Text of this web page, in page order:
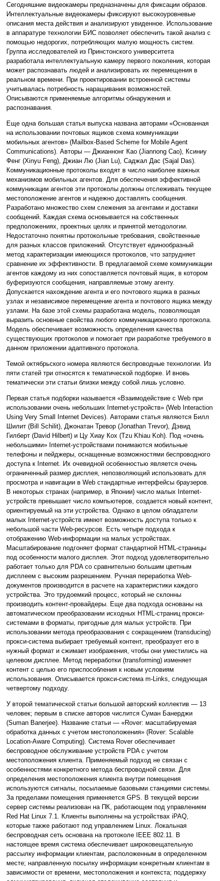
Сегодняшние видеокамеры предназначены для фиксации образов.
Интеллектуальные видеокамеры фиксируют высокоуровневые
описания места действия и анализируют увиденное. Использование
в аппаратуре технологии БИС позволяет обеспечить такой анализ с
помощью недорогих, потребляющих малую мощность систем.
Группа исследователей из Принстонского университета
разработала интеллектуальную камеру первого поколения, которая
может распознавать людей и анализировать их перемещения в
реальном времени. При проектировании встроенной системы
учитывалась потребность наращивания возможностей.
Описываются применяемые алгоритмы обнаружения и
распознавания.
Еще одна большая статья выпуска названа авторами «Основанная
на использовании почтовых ящиков схема коммуникации
мобильных агентов» (Mailbox-Based Scheme for Mobile Agent
Communications). Авторы — Джианнонг Као (Jiannong Cao), Ксиниу
Фенг (Xinyu Feng), Джиан Лю (Jian Lu), Саджал Дас (Sajal Das).
Коммуникационные протоколы входят в число наиболее важных
механизмов мобильных агентов. Для обеспечения эффективной
коммуникации агентов эти протоколы должны отслеживать текущее
местоположение агентов и надежно доставлять сообщения.
Разработано множество схем слежения за агентами и доставки
сообщений. Каждая схема основывается на собственных
предположениях, проектных целях и принятой методологии.
Недостаточно понятны протокольные требования, свойственные
для разных классов приложений. Отсутствует единообразный
метод характеризации имеющихся протоколов, что затрудняет
сравнение их эффективности. В предлагаемой схеме коммуникации
агентов каждому из них сопоставляется почтовый ящик, в котором
буферизуются сообщения, направляемые этому агенту.
Допускается нахождение агента и его почтового ящика в разных
узлах и независимое перемещение агента и почтового ящика между
узлами. На базе этой схемы разработана модель, позволяющая
выразить основные свойства любого коммуникационного протокола.
Модель обеспечивает возможность определения качества
существующих протоколов и помогает при разработке требуемого в
данном приложении адаптивного протокола.
Темой октябрьского номера являются беспроводные технологии. Из
пяти статей три относятся к тематической подборке. И вновь
тематически эти статьи близки между собой лишь условно.
Первая статья подборки называется «Взаимодействие с Web при
использовании очень небольших Internet-устройств» (Web Interaction
Using Very Small Internet Devices). Авторами статья являются Билл
Шилит (Bill Schilit), Джонатан Тревор (Jonathan Trevor), Дэвид
Гилберт (David Hilbert) и Цу Хиау Кох (Tzu Khiau Koh). Под «очень
небольшими» Internet-устройствами понимаются мобильные
телефоны и пейджеры, оснащенные возможностями беспроводного
доступа к Internet. Их очевидной особенностью является очень
ограниченный размер дисплея, непозволяющий использовать для
просмотра и навигации в Web стандартные интерфейсы браузеров.
В некоторых странах (например, в Японии) число малых Internet-
устройств превышает число компьютеров, создается новый контент,
ориентируемый на эти устройства. Однако в целом обладатели
малых Internet-устройств имеют возможность доступа только к
небольшой части Web-ресурсов. Есть четыре подхода к
отображению Web-информации на малых устройствах.
Масштабирование подгоняет формат стандартной HTML-страницы
под особенности малого дисплея. Этот подход удовлетворительно
работает только для PDA со сравнительно большим цветным
дисплеем с высоким разрешением. Ручная переработка Web-
документов производится в расчете на характеристики каждого
устройства. Это трудоемкий процесс, который не склонны
производить контент-провайдеры. Еще два подхода основаны на
автоматическом преобразовании исходных HTML-страниц прокси-
системами в форматы, пригодные для малых устройств. При
использовании метода преобразования с сокращением (transducing)
прокси-система выбирает требуемый контент, преобразует его в
нужный формат и сжимает изображения, чтобы они уместились на
целевом дисплее. Метод переработки (transforming) изменяет
контент с целью его приспособления к новым условиям
использования. Описывается прокси-система m-Links, следующая
четвертому подходу.
У второй тематической статьи большой авторский коллектив — 13
человек; первым в списке авторов числится Суман Банерджи
(Suman Banerjee). Название статьи — «Rover: масштабируемая
обработка данных с учетом местоположения» (Rover: Scalable
Location-Aware Computing). Система Rover обеспечивает
беспроводное обслуживание устройств PDA с учетом
местоположения клиента. Применяемый подход не связан с
особенностями конкретного метода беспроводной связи. Для
определения местоположения клиента внутри помещения
используются сигналы, посылаемые базовыми станциями системы.
За пределами помещения применяется GPS. В текущей версии
сервер системы реализован на ПК, работающем под управлением
Red Hat Linux 7.1. Клиенты выполнены на устройствах iPAQ,
которые также работают под управлением Linux. Локальная
беспроводная сеть основана на протоколе IEEE 802.11. В
настоящее время система обеспечивает широковещательную
рассылку информации клиентам, расположенным в определенном
месте; направленную посылку информации конкретным клиентам в
зависимости от времени, местоположения и контекста; поддержку